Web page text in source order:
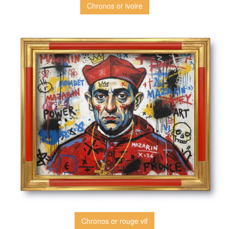
Chronos or ivoire
Chronos or rouge vif